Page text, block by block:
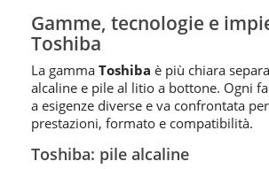
Gamme, tecnologie e
Toshiba
La gamma Toshiba è più chiara
alcaline e pile al litio a bottone. Ogni
a esigenze diverse e va confrontata
prestazioni, formato e compatibilità.
Toshiba: pile alcaline